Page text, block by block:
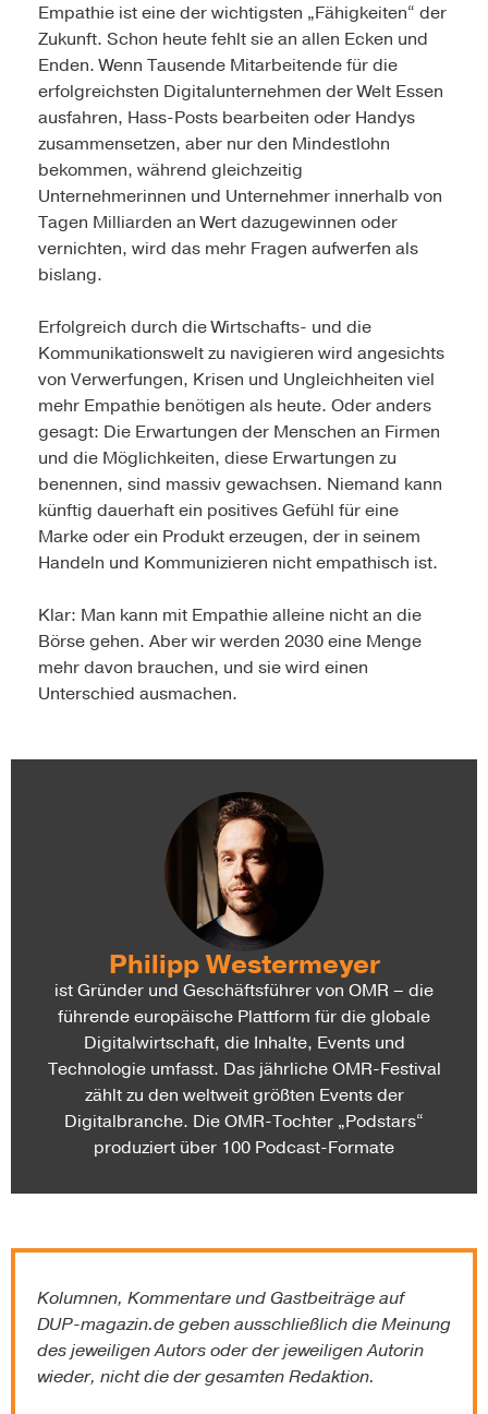
Empathie ist eine der wichtigsten „Fähigkeiten“ der
Zukunft. Schon heute fehlt sie an allen Ecken und
Enden. Wenn Tausende Mitarbeitende für die
erfolgreichsten Digitalunternehmen der Welt Essen
ausfahren, Hass-Posts bearbeiten oder Handys
zusammensetzen, aber nur den Mindestlohn
bekommen, während gleichzeitig
Unternehmerinnen und Unternehmer innerhalb von
Tagen Milliarden an Wert dazugewinnen oder
vernichten, wird das mehr Fragen aufwerfen als
bislang.
Erfolgreich durch die Wirtschafts- und die
Kommunikationswelt zu navigieren wird angesichts
von Verwerfungen, Krisen und Ungleichheiten viel
mehr Empathie benötigen als heute. Oder anders
gesagt: Die Erwartungen der Menschen an Firmen
und die Möglichkeiten, diese Erwartungen zu
benennen, sind massiv gewachsen. Niemand kann
künftig dauerhaft ein positives Gefühl für eine
Marke oder ein Produkt erzeugen, der in seinem
Handeln und Kommunizieren nicht empathisch ist.
Klar: Man kann mit Empathie alleine nicht an die
Börse gehen. Aber wir werden 2030 eine Menge
mehr davon brauchen, und sie wird einen
Unterschied ausmachen.
Philipp Westermeyer
ist Gründer und Geschäftsführer von OMR – die
führende europäische Plattform für die globale
Digitalwirtschaft, die Inhalte, Events und
Technologie umfasst. Das jährliche OMR-Festival
zählt zu den weltweit größten Events der
Digitalbranche. Die OMR-Tochter „Podstars“
produziert über 100 Podcast-Formate
Kolumnen, Kommentare und Gastbeiträge auf
DUP-magazin.degeben ausschließlich die Meinung
des jeweiligen Autors oder der jeweiligen Autorin
wieder, nicht die der gesamten Redaktion.